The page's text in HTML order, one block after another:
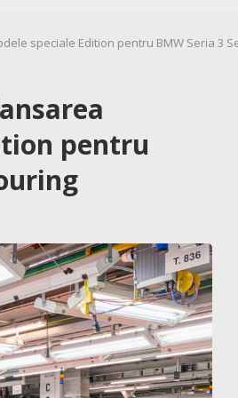
speciale Edition pentru BMW Seria 3
pentru